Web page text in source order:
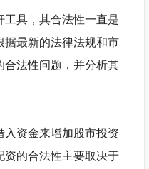
具，其合法性一直是
最新的法律法规和市
法性问题，并分析其
资金来增加股市投资
的合法性主要取决于